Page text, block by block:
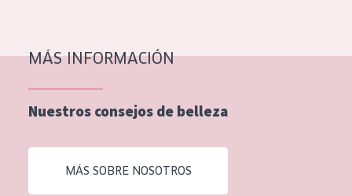
Piel normal y seca
Piel mixata o grasa
Piel madura
Piel expuesta al sol
Piel menopáusica
MÁS INFORMACIÓN
Nuestros consejos de belleza
MÁS SOBRE NOSOTROS